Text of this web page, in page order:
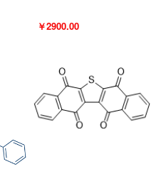
￥2900.00